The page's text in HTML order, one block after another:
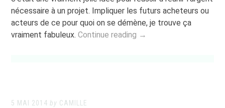
nécessaire à un projet. Impliquer les futurs acheteurs ou
acteurs de ce pour quoi on se démène, je trouve ça
vraiment fabuleux.Continue reading →
5 MAI 2014 by CAMILLE